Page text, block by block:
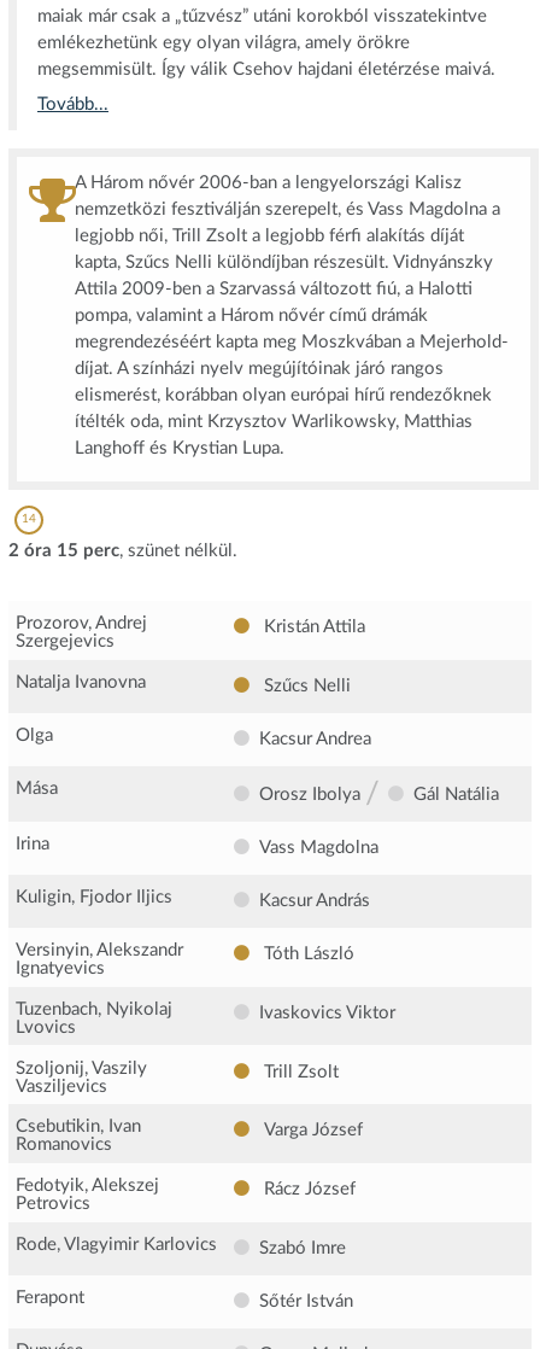
maiak már csak a „tűzvész” utáni korokból visszatekintve
emlékezhetünk egy olyan világra, amely örökre
megsemmisült. Így válik Csehov hajdani életérzése maivá.
Tovább...
A Három nővér 2006-ban a lengyelországi Kalisz
nemzetközi fesztiválján szerepelt, és Vass Magdolna a
legjobb női, Trill Zsolt a legjobb férfi alakítás díját
kapta, Szűcs Nelli különdíjban részesült. Vidnyánszky
Attila 2009-ben a Szarvassá változott fiú, a Halotti
pompa, valamint a Három nővér című drámák
megrendezéséért kapta meg Moszkvában a Mejerhold-
díjat. A színházi nyelv megújítóinak járó rangos
elismerést, korábban olyan európai hírű rendezőknek
ítélték oda, mint Krzysztov Warlikowsky, Matthias
Langhoff és Krystian Lupa.
14
2 óra 15 perc, szünet nélkül.
Prozorov, Andrej
Szergejevics
Kristán Attila
Natalja Ivanovna Szűcs Nelli
Olga Kacsur Andrea
Mása Orosz Ibolya / Gál Natália
Irina Vass Magdolna
Kuligin, Fjodor Iljics Kacsur András
Versinyin, Alekszandr
Ignatyevics
Tóth László
Tuzenbach, Nyikolaj
Lvovics
Ivaskovics Viktor
Szoljonij, Vaszily
Vasziljevics
Trill Zsolt
Csebutikin, Ivan
Romanovics
Varga József
Fedotyik, Alekszej
Petrovics
Rácz József
Rode, Vlagyimir Karlovics Szabó Imre
Ferapont Sőtér István